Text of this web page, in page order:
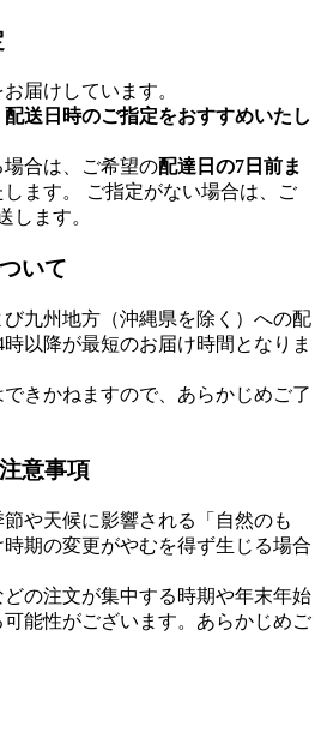
届けしています。
送日時のご指定をおすすめいたし
合は、ご希望の配達日の7日前ま
ます。 ご指定がない場合は、ご
します。
いて
九州地方（沖縄県を除く）への配
以降が最短のお届け時間となりま
きかねますので、あらかじめご了
意事項
や天候に影響される「自然のも
期の変更がやむを得ず生じる場合
の注文が集中する時期や年末年始
能性がございます。あらかじめご